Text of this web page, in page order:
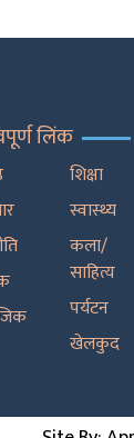
लिंक
शिक्षा
स्वास्थ्य
कला/
साहित्य
पर्यटन
खेलकुद